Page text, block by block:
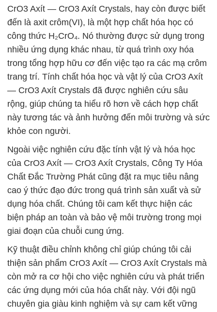
CrO3 Axít — CrO3 Axít Crystals, hay còn được biết
đến là axit crôm(VI), là một hợp chất hóa học có
công thức H₂CrO₄. Nó thường được sử dụng trong
nhiều ứng dụng khác nhau, từ quá trình oxy hóa
trong tổng hợp hữu cơ đến việc tạo ra các mạ crôm
trang trí. Tính chất hóa học và vật lý của CrO3 Axít
— CrO3 Axít Crystals đã được nghiên cứu sâu
rộng, giúp chúng ta hiểu rõ hơn về cách hợp chất
này tương tác và ảnh hưởng đến môi trường và sức
khỏe con người.
Ngoài việc nghiên cứu đặc tính vật lý và hóa học
của CrO3 Axít — CrO3 Axít Crystals, Công Ty Hóa
Chất Đắc Trường Phát cũng đặt ra mục tiêu nâng
cao ý thức đạo đức trong quá trình sản xuất và sử
dụng hóa chất. Chúng tôi cam kết thực hiện các
biện pháp an toàn và bảo vệ môi trường trong mọi
giai đoạn của chuỗi cung ứng.
Kỹ thuật điều chỉnh không chỉ giúp chúng tôi cải
thiện sản phẩm CrO3 Axít — CrO3 Axít Crystals mà
còn mở ra cơ hội cho việc nghiên cứu và phát triển
các ứng dụng mới của hóa chất này. Với đội ngũ
chuyên gia giàu kinh nghiệm và sự cam kết vững